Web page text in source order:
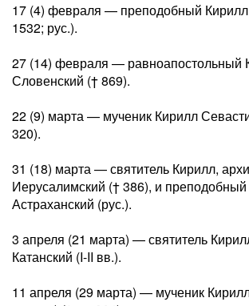
17 (4) февраля — преподобный
1532; рус.).
27 (14) февраля — равноапостольный
Словенский († 869).
22 (9) марта — мученик Кирилл
320).
31 (18) марта — святитель Кирилл,
Иерусалимский († 386), и
Астраханский (рус.).
3 апреля (21 марта) — святитель
Катанский (I-II вв.).
11 апреля (29 марта) — мученик